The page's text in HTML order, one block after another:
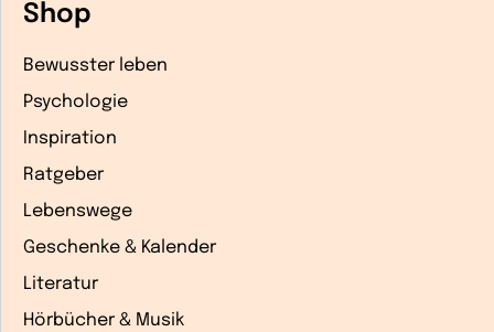
Shop
Bewusster leben
Psychologie
Inspiration
Ratgeber
Lebenswege
Geschenke & Kalender
Literatur
Hörbücher & Musik